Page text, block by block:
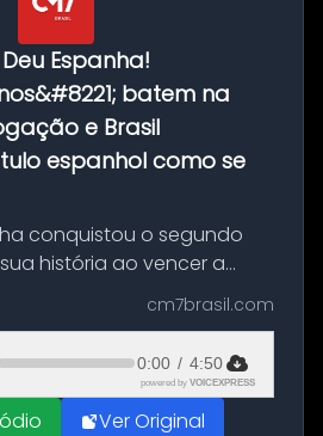
Deu Espanha!
batem na
e Brasil
espanhol como se
conquistou o segundo
história ao vencer a
neste domingo (19), na
Mundo de 2026. Depois
durante o te...
cm7brasil.com
0:00 / 4:50
powered by VOICEXPRESS
Ver Original